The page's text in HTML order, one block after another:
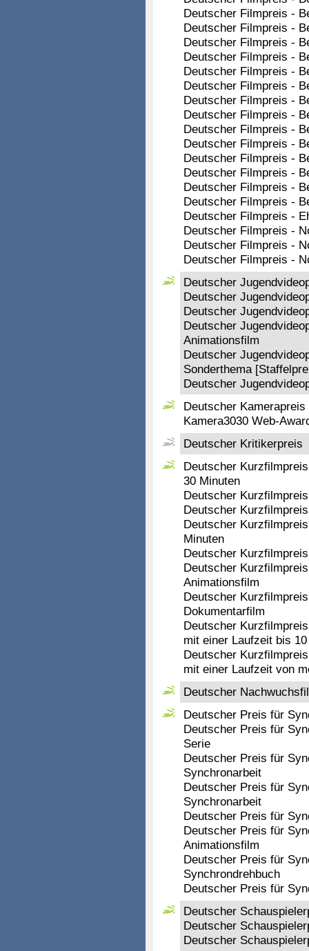
Deutscher Filmpreis -
Deutscher Filmpreis -
Deutscher Filmpreis -
Deutscher Filmpreis -
Deutscher Filmpreis -
Deutscher Filmpreis -
Deutscher Filmpreis -
Deutscher Filmpreis -
Deutscher Filmpreis -
Deutscher Filmpreis -
Deutscher Filmpreis -
Deutscher Filmpreis -
Deutscher Filmpreis -
Deutscher Filmpreis -
Deutscher Filmpreis -
Deutscher Filmpreis -
Deutscher Filmpreis -
Deutscher Filmpreis -
Deutscher
Deutscher
Deutscher
Deutscher
Animationsfilm
Deutscher
Sonderthema
Deutscher
Deutscher Kamerapreis
Kamera3030 Web-
Deutscher Kritikerpreis
Deutscher
30 Minuten
Deutscher
Deutscher
Deutscher
Minuten
Deutscher
Deutscher
Animationsfilm
Deutscher
Dokumentarfilm
Deutscher
mit einer Laufzeit bis
Deutscher
mit einer Laufzeit von
Deutscher
Deutscher Preis für
Deutscher Preis für
Serie
Deutscher Preis für
Synchronarbeit
Deutscher Preis für
Synchronarbeit
Deutscher Preis für
Deutscher Preis für
Animationsfilm
Deutscher Preis für
Synchrondrehbuch
Deutscher Preis für
Deutscher
Deutscher
Deutscher